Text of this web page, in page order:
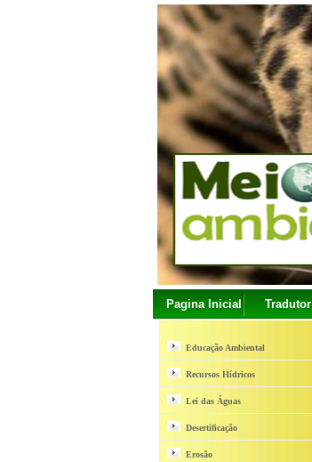
Pagina Inicial Tradutor
Educação Ambiental
Recursos Hídricos
Lei das Águas
Desertificação
Erosão